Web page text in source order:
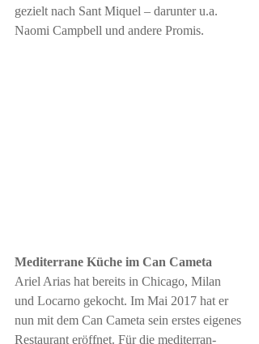
gezielt nach Sant Miquel – darunter u.a.
Naomi Campbell und andere Promis.
Mediterrane Küche im Can Cameta
Ariel Arias hat bereits in Chicago, Milan
und Locarno gekocht. Im Mai 2017 hat er
nun mit dem Can Cameta sein erstes eigenes
Restaurant eröffnet. Für die mediterran-